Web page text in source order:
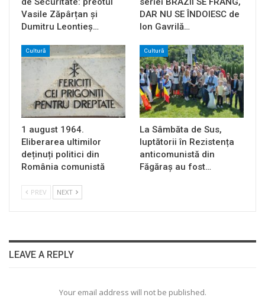
Vasile Zăpârțan și
Dumitru Leontieș…
DAR NU SE ÎNDOIESC de
Ion Gavrilă…
Cultură
1 august 1964.
Eliberarea ultimilor
deținuți politici din
România comunistă
Cultură
La Sâmbăta de Sus,
luptătorii în Rezistența
anticomunistă din
Făgăraș au fost…
PREV NEXT
LEAVE A REPLY
Your email address will not be published.